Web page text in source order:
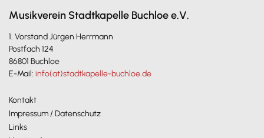
Musikverein Stadtkapelle Buchloe e.V.
1. Vorstand Jürgen Herrmann
Postfach 124
86801 Buchloe
E-Mail: info(at)stadtkapelle-buchloe.de
Kontakt
Impressum / Datenschutz
Links